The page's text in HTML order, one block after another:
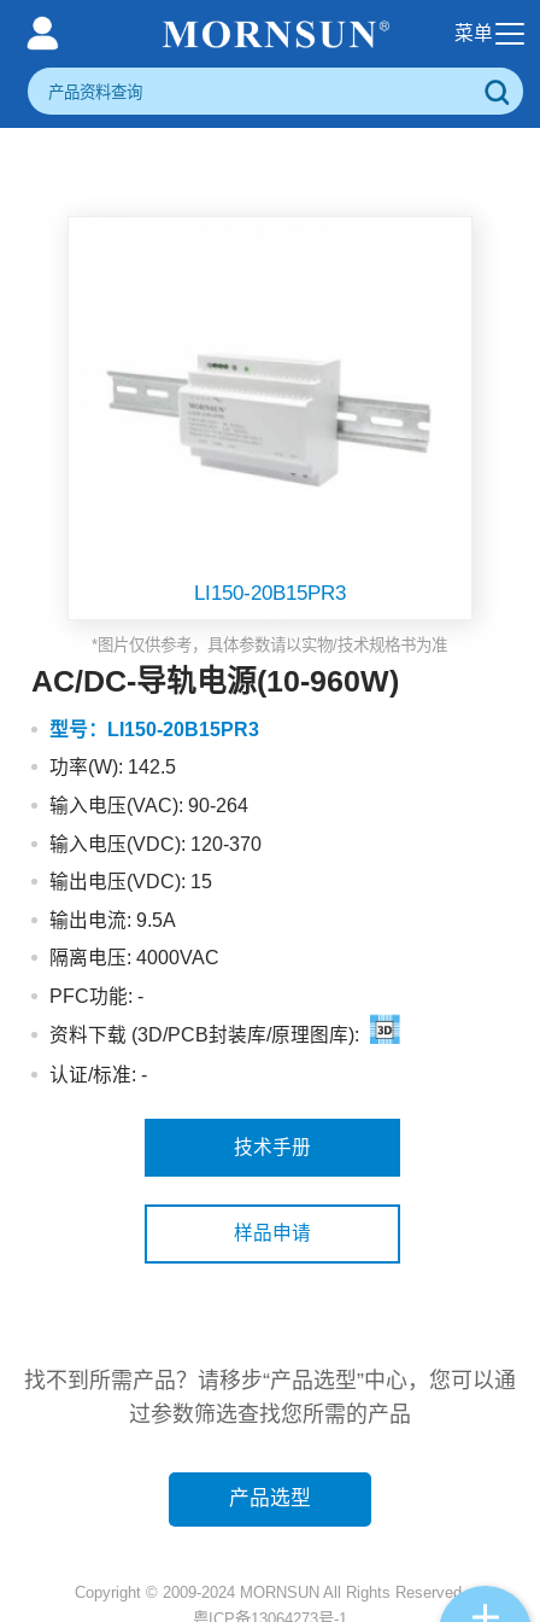
LI150-20B15PR3
*图片仅供参考，具体参数请以实物/技术规格书为准
AC/DC-导轨电源(10-960W)
型号：
LI150-20B15PR3
功率(W): 142.5
输入电压(VAC): 90-264
输入电压(VDC): 120-370
输出电压(VDC): 15
输出电流: 9.5A
隔离电压: 4000VAC
PFC功能: -
资料下载 (3D/PCB封装库/原理图库):
认证/标准: -
技术手册
样品申请
找不到所需产品？请移步“产品选型”中心，您可以通
过参数筛选查找您所需的产品
产品选型
Copyright © 2009-2024 MORNSUN All Rights Reserved.